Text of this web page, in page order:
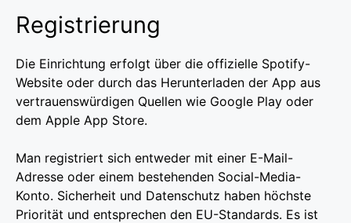
Registrierung
Die Einrichtung erfolgt über die offizielle Spotify-
Website oder durch das Herunterladen der App aus
vertrauenswürdigen Quellen wie Google Play oder
dem Apple App Store.
Man registriert sich entweder mit einer E-Mail-
Adresse oder einem bestehenden Social-Media-
Konto. Sicherheit und Datenschutz haben höchste
Priorität und entsprechen den EU-Standards. Es ist